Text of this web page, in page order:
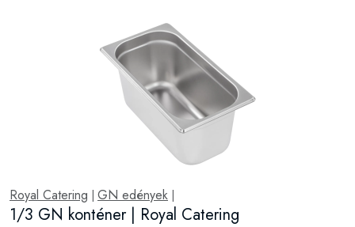
Royal Catering GN edények
1/3 GN konténer | Royal Catering